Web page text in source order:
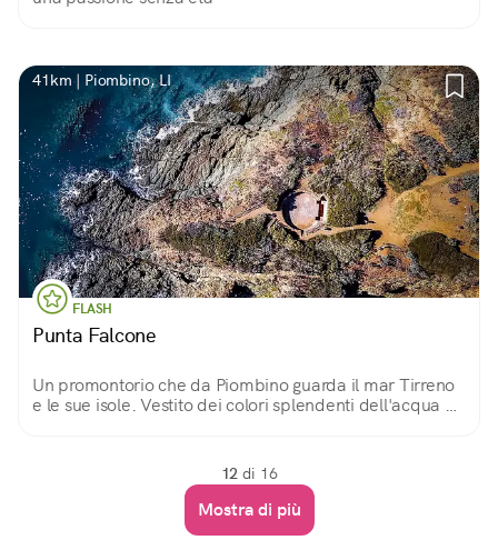
41km | Piombino, LI
FLASH
Punta Falcone
Un promontorio che da Piombino guarda il mar Tirreno
e le sue isole. Vestito dei colori splendenti dell'acqua e
12 di 16
Mostra di più